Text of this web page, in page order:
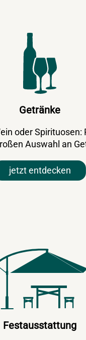
Getränke
oder
Auswahl an
jetzt entdecken
Festausstattung